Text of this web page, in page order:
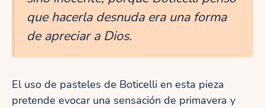
que hacerla desnuda era una forma
de apreciar a Dios.
El uso de pasteles de Boticelli en esta pieza
pretende evocar una sensación de primavera y